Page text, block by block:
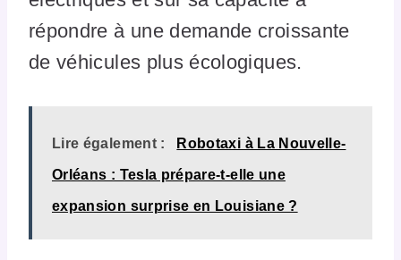
répondre à une demande croissante
de véhicules plus écologiques.
Lire également : Robotaxi à La Nouvelle-
Orléans : Tesla prépare-t-elle une
expansion surprise en Louisiane ?